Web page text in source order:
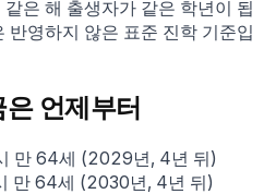
은 해 출생자가 같은 학년이 됩
반영하지 않은 표준 진학 기준입
언제부터
만 64세 (2029년, 4년 뒤)
만 64세 (2030년, 4년 뒤)